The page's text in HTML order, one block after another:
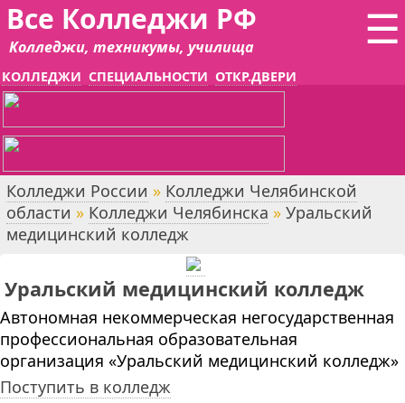
☰
Все Колледжи РФ
Колледжи, техникумы, училища
КОЛЛЕДЖИ СПЕЦИАЛЬНОСТИ ОТКР.ДВЕРИ
Колледжи России » Колледжи Челябинской
области » Колледжи Челябинска » Уральский
медицинский колледж
Уральский медицинский колледж
Автономная некоммерческая негосударственная
профессиональная образовательная
организация «Уральский медицинский колледж»
Поступить в колледж